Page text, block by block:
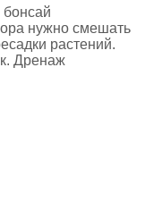
бонсай
нужно смешать
растений.
Дренаж